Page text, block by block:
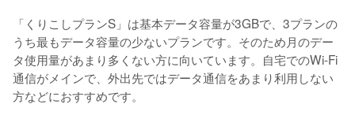
「くりこしプランS」は基本データ容量が3GBで、3プランの
うち最もデータ容量の少ないプランです。そのため月のデー
タ使用量があまり多くない方に向いています。自宅でのWi-Fi
通信がメインで、外出先ではデータ通信をあまり利用しない
方などにおすすめです。